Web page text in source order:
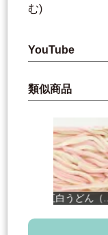
む)
YouTube
類似商品
紅白うどん（...